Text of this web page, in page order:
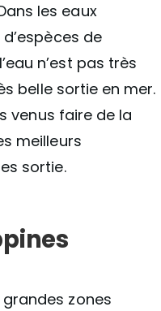
les eaux
de
n’est pas très
belle sortie en mer.
venus faire de la
meilleurs
sortie.
zones